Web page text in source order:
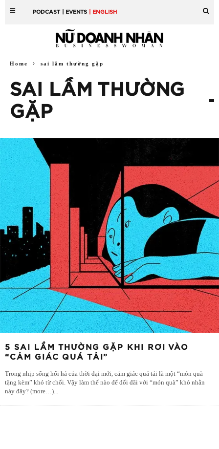
PODCAST | EVENTS | ENGLISH
Home sai lầm thường gặp
SAI LẦM THƯỜNG
GẶP
5 SAI LẦM THƯỜNG GẶP KHI RƠI VÀO
“CẢM GIÁC QUÁ TẢI”
Trong nhịp sống hối hả của thời đại mới, cảm giác quá tải là một “món quà
tặng kèm” khó từ chối. Vậy làm thế nào để đối đãi với “món quà” khó nhằn
này đây? (more…)...